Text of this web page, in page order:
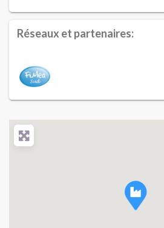
Réseaux et partenaires: